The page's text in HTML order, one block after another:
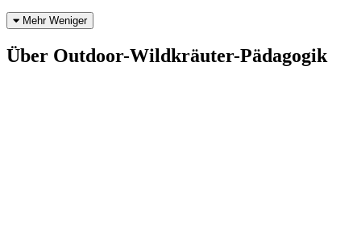
Mehr Weniger
Über Outdoor-Wildkräuter-Pädagogik